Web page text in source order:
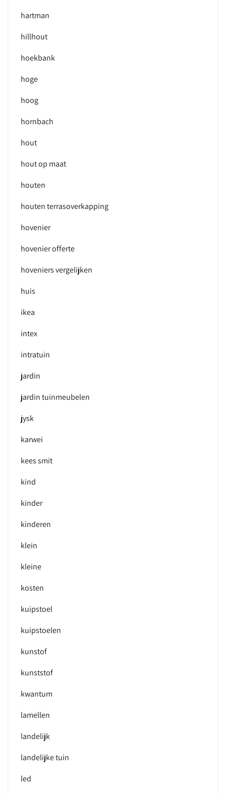
hartman
hillhout
hoekbank
hoge
hoog
hornbach
hout
hout op maat
houten
houten terrasoverkapping
hovenier
hovenier offerte
hoveniers vergelijken
huis
ikea
intex
intratuin
jardin
jardin tuinmeubelen
jysk
karwei
kees smit
kind
kinder
kinderen
klein
kleine
kosten
kuipstoel
kuipstoelen
kunstof
kunststof
kwantum
lamellen
landelijk
landelijke tuin
led